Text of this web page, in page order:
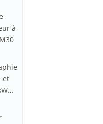
à
et